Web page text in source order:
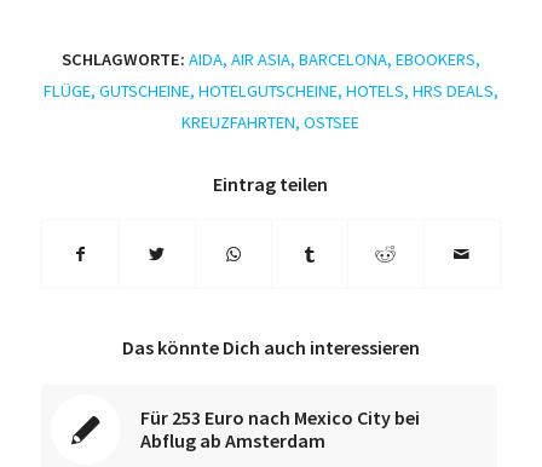
SCHLAGWORTE: AIDA, AIR ASIA, BARCELONA, EBOOKERS,
FLÜGE, GUTSCHEINE, HOTELGUTSCHEINE, HOTELS, HRS DEALS,
KREUZFAHRTEN,OSTSEE
Eintrag teilen
Das könnte Dich auch interessieren
Für 253 Euro nach Mexico City bei
Abflug ab Amsterdam